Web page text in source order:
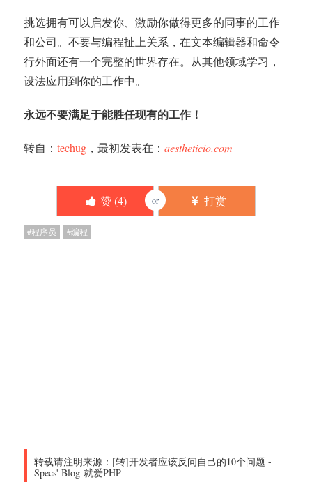
挑选拥有可以启发你、激励你做得更多的同事的工作
和公司。不要与编程扯上关系，在文本编辑器和命令
行外面还有一个完整的世界存在。从其他领域学习，
设法应用到你的工作中。
永远不要满足于能胜任现有的工作！
转自： techug ，最初发表在： aestheticio.com
赞 (4) or 打赏
程序员 编程
转载请注明来源： [转]开发者应该反问自己的10个问题 -
Specs' Blog-就爱PHP